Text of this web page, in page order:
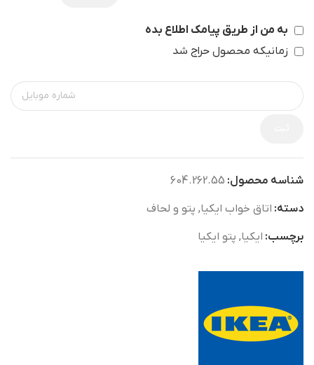
به من از طریق پیامک اطلاع بده
زمانیکه محصول حراج شد
شناسه محصول: 604.262.55
دسته: اتاق خواب ایکیا, پتو و لحاف
برچسب: ایکیا, پتو ایکیا